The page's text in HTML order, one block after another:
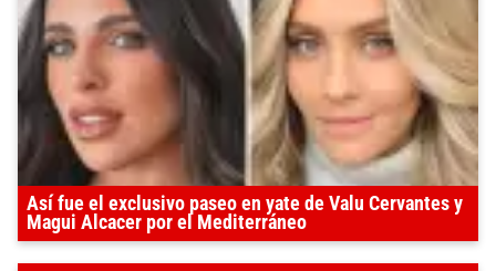
Así fue el exclusivo paseo en yate de Valu Cervantes y
Magui Alcacer por el Mediterráneo